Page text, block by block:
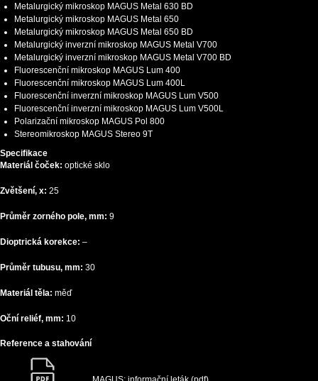
Metalurgický mikroskop MAGUS Metal 630 BD
Metalurgický mikroskop MAGUS Metal 650
Metalurgický mikroskop MAGUS Metal 650 BD
Metalurgický inverzní mikroskop MAGUS Metal V700
Metalurgický inverzní mikroskop MAGUS Metal V700 BD
Fluorescenční mikroskop MAGUS Lum 400
Fluorescenční mikroskop MAGUS Lum 400L
Fluorescenční inverzní mikroskop MAGUS Lum V500
Fluorescenční inverzní mikroskop MAGUS Lum V500L
Polarizační mikroskop MAGUS Pol 800
Stereomikroskop MAGUS Stereo 9T
Specifikace
Materiál čoček: optické sklo
Zvětšení, x: 25
Průměr zorného pole, mm: 9
Dioptrická korekce: –
Průměr tubusu, mm: 30
Materiál těla: měď
Oční reliéf, mm: 10
Reference a stahování